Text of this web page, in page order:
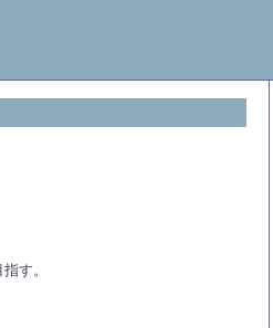
す。